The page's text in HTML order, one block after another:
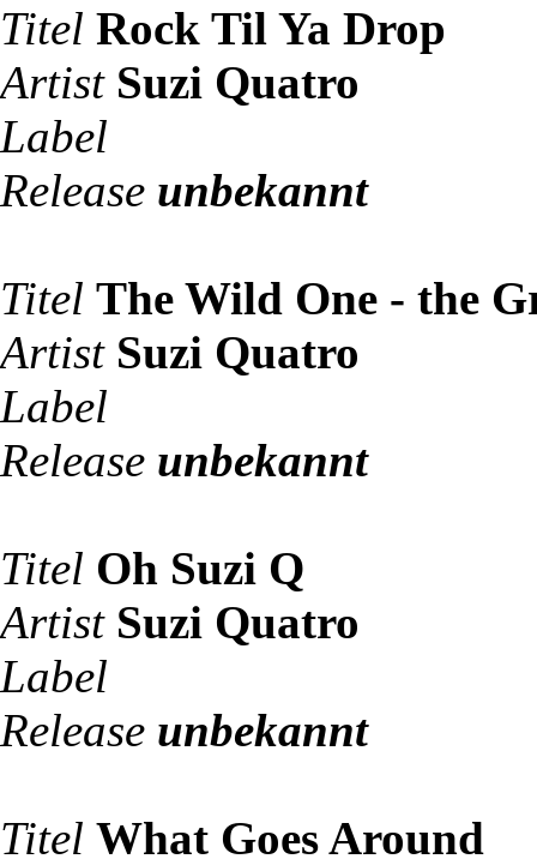
Titel Rock Til Ya Drop
Artist Suzi Quatro
Label
Release unbekannt
Titel The Wild One - the
Artist Suzi Quatro
Label
Release unbekannt
Titel Oh Suzi Q
Artist Suzi Quatro
Label
Release unbekannt
Titel What Goes Around